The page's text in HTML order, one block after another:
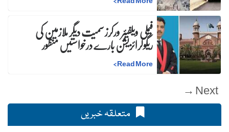
فیملی ویلفیئر ورکرز سمیت دیگر ملازمین کی
ریگولرائزیشن بارے درخواستیں منظور
Read More
>
Next →
متعلقہ خبریں